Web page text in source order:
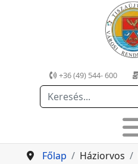
+36 (49) 544- 600
Keresés
Főlap Háziorvos